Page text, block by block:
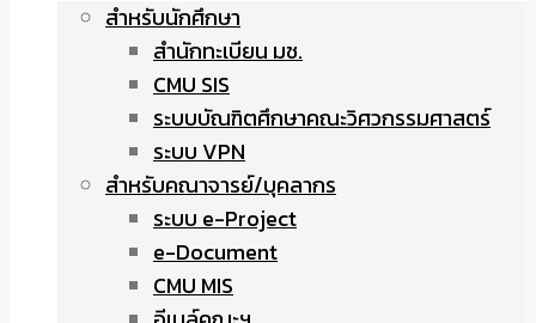
สำหรับนักศึกษา
สำนักทะเบียน มช.
CMU SIS
ระบบบัณฑิตศึกษาคณะวิศวกรรมศาสตร์
ระบบ VPN
สำหรับคณาจารย์/บุคลากร
ระบบ e-Project
e-Document
CMU MIS